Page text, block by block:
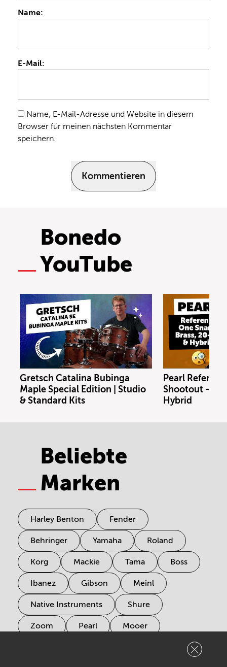
Name:
E-Mail:
Name, E-Mail-Adresse und Website in diesem
Browser für meinen nächsten Kommentar
speichern.
Kommentieren
Bonedo
YouTube
Gretsch Catalina Bubinga
Maple Special Edition | Studio
& Standard Kits
Pearl
Shootout –
Hybrid
Beliebte
Marken
Harley Benton Fender
Behringer Yamaha Roland
Korg Mackie Tama Boss
Ibanez Gibson Meinl
Native Instruments Shure
Zoom Pearl Mooer